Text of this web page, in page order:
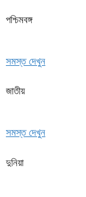
পশ্চিমবঙ্গ
সমস্ত দেখুন
জাতীয়
সমস্ত দেখুন
দুনিয়া